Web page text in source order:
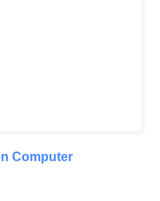
Computer